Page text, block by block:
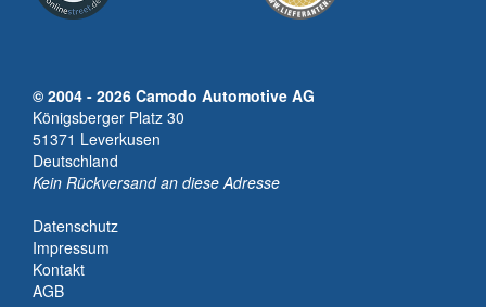
© 2004 - 2026 Camodo Automotive AG
Königsberger Platz 30
51371 Leverkusen
Deutschland
Kein Rückversand an diese Adresse
Datenschutz
Impressum
Kontakt
AGB